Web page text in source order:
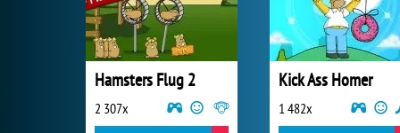
Hamsters Flug 2
2 307x
Kick Ass Homer
1 482x